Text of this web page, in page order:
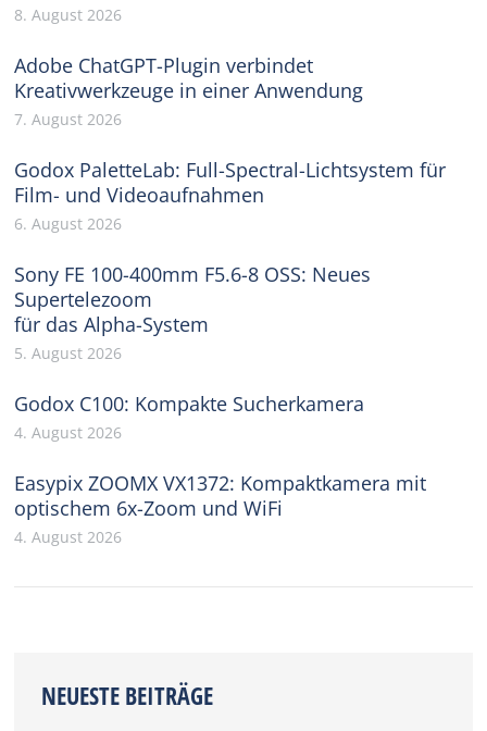
8. August 2026
Adobe ChatGPT-Plugin verbindet
Kreativwerkzeuge in einer Anwendung
7. August 2026
Godox PaletteLab: Full-Spectral-Lichtsystem für
Film- und Videoaufnahmen
6. August 2026
Sony FE 100-400mm F5.6-8 OSS: Neues
Supertelezoom
für das Alpha-System
5. August 2026
Godox C100: Kompakte Sucherkamera
4. August 2026
Easypix ZOOMX VX1372: Kompaktkamera mit
optischem 6x-Zoom und WiFi
4. August 2026
NEUESTE BEITRÄGE